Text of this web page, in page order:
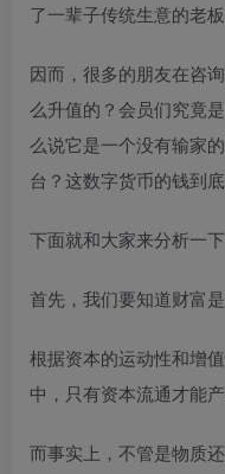
了一辈子传统生意的老
因而，很多的朋友在咨
么升值的？会员们究竟
么说它是一个没有输家
台？这数字货币的钱到
下面就和大家来分析一下
首先，我们要知道财富
根据资本的运动性和增
中，只有资本流通才能产
而事实上，不管是物质